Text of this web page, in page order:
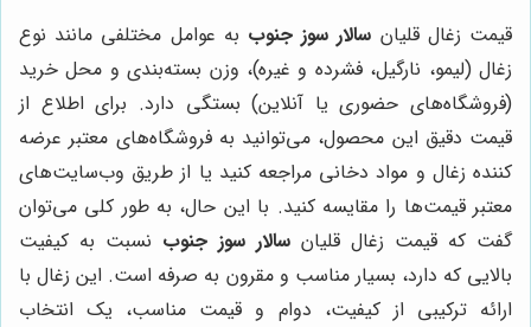
قیمت زغال قلیان سالار سوز جنوب به عوامل مختلفی مانند نوع
زغال (لیمو، نارگیل، فشرده و غیره)، وزن بسته‌بندی و محل خرید
(فروشگاه‌های حضوری یا آنلاین) بستگی دارد. برای اطلاع از
قیمت دقیق این محصول، می‌توانید به فروشگاه‌های معتبر عرضه
کننده زغال و مواد دخانی مراجعه کنید یا از طریق وب‌سایت‌های
معتبر قیمت‌ها را مقایسه کنید. با این حال، به طور کلی می‌توان
گفت که قیمت زغال قلیان سالار سوز جنوب نسبت به کیفیت
بالایی که دارد، بسیار مناسب و مقرون به صرفه است. این زغال با
ارائه ترکیبی از کیفیت، دوام و قیمت مناسب، یک انتخاب